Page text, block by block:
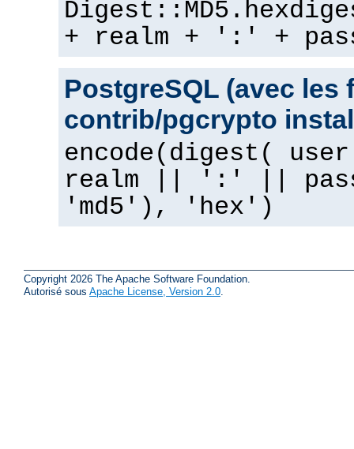
+ realm + ':' +
PostgreSQL (avec les
contrib/pgcrypto
encode(digest(
realm || ':' ||
'md5'), 'hex')
Copyright 2026 The Apache Software Foundation.
Autorisé sous Apache License, Version 2.0